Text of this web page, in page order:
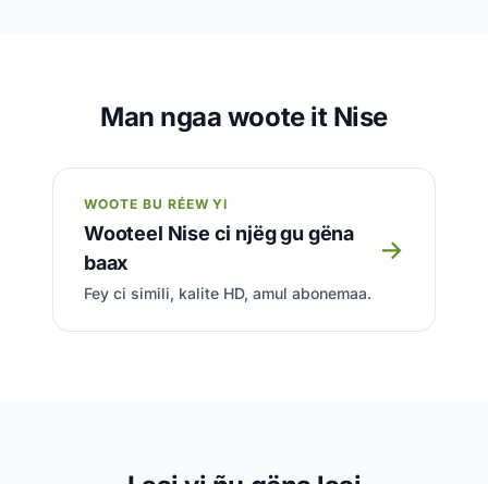
Man ngaa woote it Nise
WOOTE BU RÉEW YI
Wooteel Nise ci njëg gu gëna
baax
Fey ci simili, kalite HD, amul abonemaa.
→